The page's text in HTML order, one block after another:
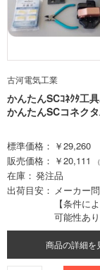
古河電気工業
かんたんSCｺﾈｸﾀ工
かんたんSCコネク
標準価格
￥29,260
販売価格
￥20,111
在庫
発注品
出荷目安
メーカー
【条件に
可能性あり
商品の詳細を